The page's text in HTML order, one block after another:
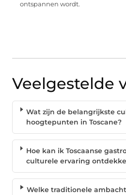
ontspannen wordt.
Veelgestelde
Wat zijn de belangrijkste
hoogtepunten in Toscane?
Hoe kan ik Toscaanse
culturele ervaring
Welke traditionele